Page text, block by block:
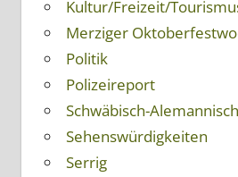
Kultur/Freizeit/
Merziger
Politik
Polizeireport
Schwäbisch-
Sehenswürdigkeiten
Serrig